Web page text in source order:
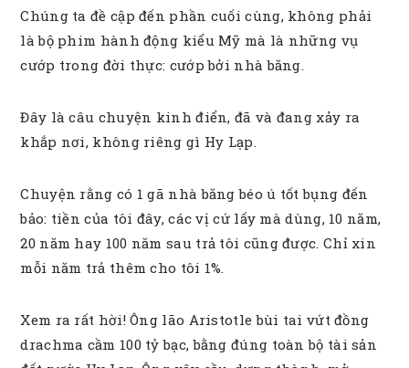
Chúng ta đề cập đến phần cuối cùng, không phải
là bộ phim hành động kiểu Mỹ mà là những vụ
cướp trong đời thực: cướp bởi nhà băng.
Đây là câu chuyện kinh điển, đã và đang xảy ra
khắp nơi, không riêng gì Hy Lạp.
Chuyện rằng có 1 gã nhà băng béo ú tốt bụng đến
bảo: tiền của tôi đây, các vị cứ lấy mà dùng, 10 năm,
20 năm hay 100 năm sau trả tôi cũng được. Chỉ xin
mỗi năm trả thêm cho tôi 1%.
Xem ra rất hời! Ông lão Aristotle bùi tai vứt đồng
drachma cầm 100 tỷ bạc, bằng đúng toàn bộ tài sản